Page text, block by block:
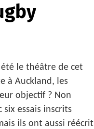
été le théâtre de cet
à Auckland, les
objectif ? Non
essais inscrits
ils ont aussi réécrit